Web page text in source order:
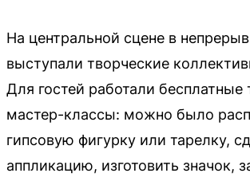
На центральной сцене в
выступали творческие
Для гостей работали бесплатные
мастер-классы: можно было
гипсовую фигурку или тарелку,
аппликацию, изготовить значок,